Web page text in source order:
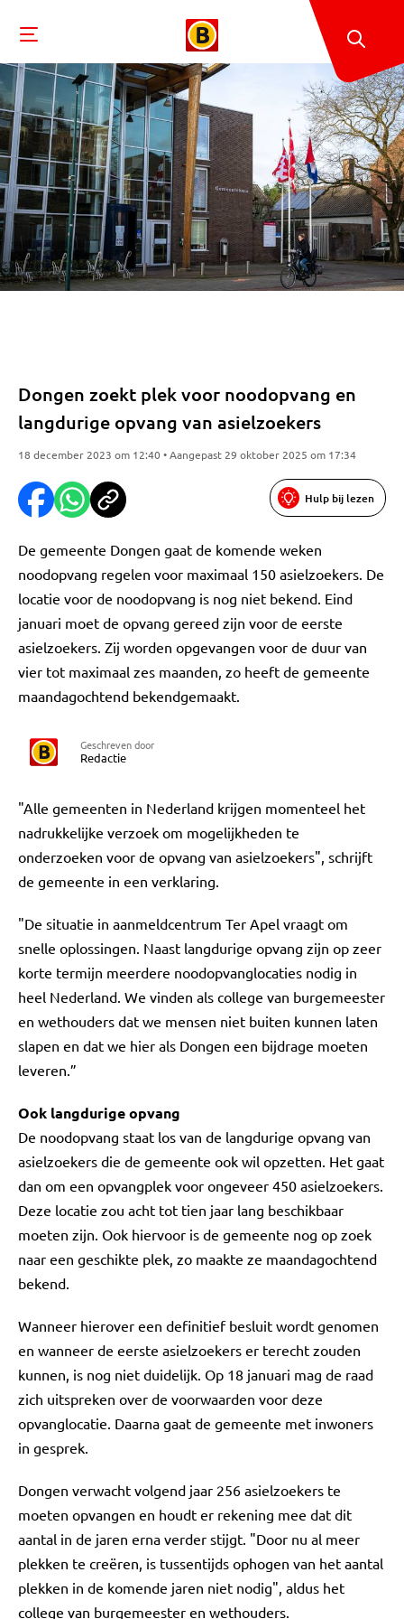
Dongen zoekt plek voor noodopvang en
langdurige opvang van asielzoekers
18 december 2023 om 12:40 • Aangepast 29 oktober 2025 om 17:34
Hulp bij lezen
De gemeente Dongen gaat de komende weken
noodopvang regelen voor maximaal 150 asielzoekers. De
locatie voor de noodopvang is nog niet bekend. Eind
januari moet de opvang gereed zijn voor de eerste
asielzoekers. Zij worden opgevangen voor de duur van
vier tot maximaal zes maanden, zo heeft de gemeente
maandagochtend bekendgemaakt.
Geschreven door
Redactie
"Alle gemeenten in Nederland krijgen momenteel het
nadrukkelijke verzoek om mogelijkheden te
onderzoeken voor de opvang van asielzoekers", schrijft
de gemeente in een verklaring.
"De situatie in aanmeldcentrum Ter Apel vraagt om
snelle oplossingen. Naast langdurige opvang zijn op zeer
korte termijn meerdere noodopvanglocaties nodig in
heel Nederland. We vinden als college van burgemeester
en wethouders dat we mensen niet buiten kunnen laten
slapen en dat we hier als Dongen een bijdrage moeten
leveren.”
Ook langdurige opvang
De noodopvang staat los van de langdurige opvang van
asielzoekers die de gemeente ook wil opzetten. Het gaat
dan om een opvangplek voor ongeveer 450 asielzoekers.
Deze locatie zou acht tot tien jaar lang beschikbaar
moeten zijn. Ook hiervoor is de gemeente nog op zoek
naar een geschikte plek, zo maakte ze maandagochtend
bekend.
Wanneer hierover een definitief besluit wordt genomen
en wanneer de eerste asielzoekers er terecht zouden
kunnen, is nog niet duidelijk. Op 18 januari mag de raad
zich uitspreken over de voorwaarden voor deze
opvanglocatie. Daarna gaat de gemeente met inwoners
in gesprek.
Dongen verwacht volgend jaar 256 asielzoekers te
moeten opvangen en houdt er rekening mee dat dit
aantal in de jaren erna verder stijgt. "Door nu al meer
plekken te creëren, is tussentijds ophogen van het aantal
plekken in de komende jaren niet nodig", aldus het
college van burgemeester en wethouders.